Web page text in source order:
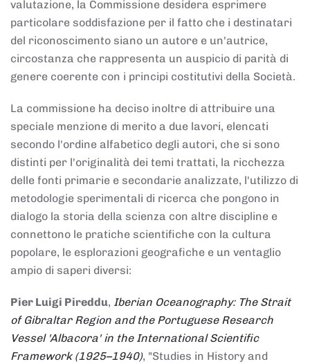
valutazione, la Commissione desidera esprimere
particolare soddisfazione per il fatto che i destinatari
del riconoscimento siano un autore e un'autrice,
circostanza che rappresenta un auspicio di parità di
genere coerente con i principi costitutivi della Società.
La commissione ha deciso inoltre di attribuire una
speciale menzione di merito a due lavori, elencati
secondo l'ordine alfabetico degli autori, che si sono
distinti per l'originalità dei temi trattati, la ricchezza
delle fonti primarie e secondarie analizzate, l'utilizzo di
metodologie sperimentali di ricerca che pongono in
dialogo la storia della scienza con altre discipline e
connettono le pratiche scientifiche con la cultura
popolare, le esplorazioni geografiche e un ventaglio
ampio di saperi diversi:
Pier Luigi Pireddu, Iberian Oceanography: The Strait
of Gibraltar Region and the Portuguese Research
Vessel 'Albacora' in the International Scientific
Framework (1925–1940), "Studies in History and